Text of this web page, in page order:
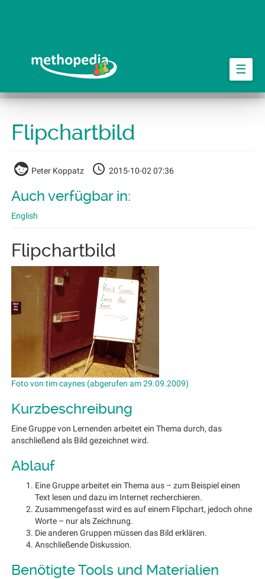
☰
Flipchartbild
Peter Koppatz 2015-10-02 07:36
Auch verfügbar in:
English
Flipchartbild
Foto von tim caynes (abgerufen am 29.09.2009)
Kurzbeschreibung
Eine Gruppe von Lernenden arbeitet ein Thema durch, das
anschließend als Bild gezeichnet wird.
Ablauf
Eine Gruppe arbeitet ein Thema aus – zum Beispiel einen
Text lesen und dazu im Internet recherchieren.
Zusammengefasst wird es auf einem Flipchart, jedoch ohne
Worte – nur als Zeichnung.
Die anderen Gruppen müssen das Bild erklären.
Anschließende Diskussion.
Benötigte Tools und Materialien